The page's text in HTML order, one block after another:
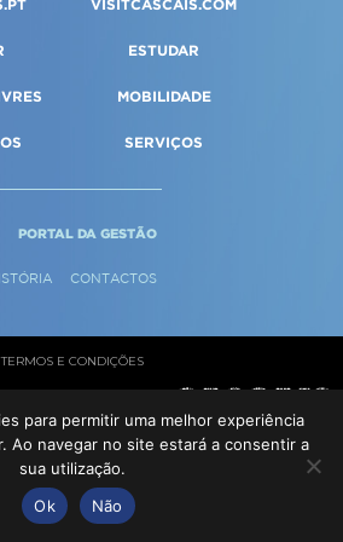
VISITCASCAIS.COM
ESTUDAR
MOBILIDADE
SERVIÇOS
PORTAL DA GESTÃO
CONTACTOS
para permitir uma melhor experiência
Ao navegar no site estará a consentir a
sua utilização.
Ok
Não
TERMOS E CONDIÇÕES